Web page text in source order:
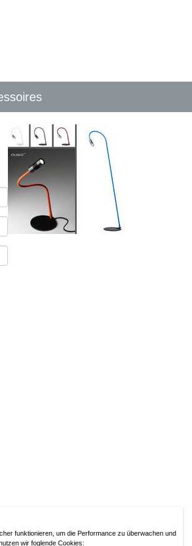
/ Datenschutzerklärung
funktionieren, um die Performance zu überwachen und
wir foglende Cookies: